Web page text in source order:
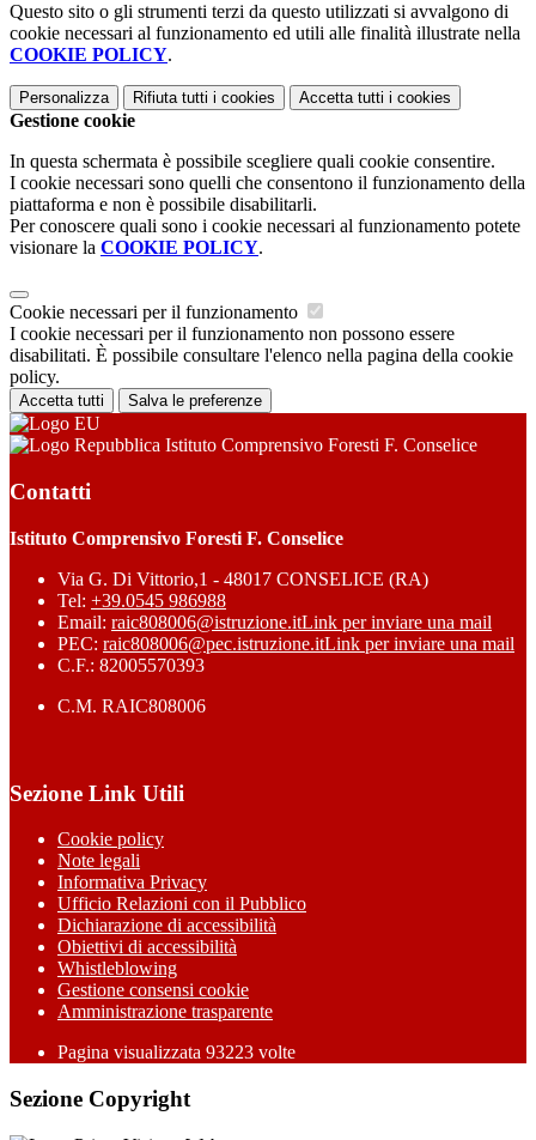
Questo sito o gli strumenti terzi da questo utilizzati si avvalgono di
cookie necessari al funzionamento ed utili alle finalità illustrate nella
COOKIE POLICY.
Personalizza Rifiuta tutti i cookies Accetta tutti i cookies
Gestione cookie
In questa schermata è possibile scegliere quali cookie consentire.
I cookie necessari sono quelli che consentono il funzionamento della
piattaforma e non è possibile disabilitarli.
Per conoscere quali sono i cookie necessari al funzionamento potete
visionare la COOKIE POLICY.
Cookie necessari per il funzionamento
I cookie necessari per il funzionamento non possono essere
disabilitati. È possibile consultare l'elenco nella pagina della cookie
policy.
Accetta tutti Salva le preferenze
Istituto Comprensivo Foresti F. Conselice
Contatti
Istituto Comprensivo Foresti F. Conselice
Via G. Di Vittorio,1 - 48017 CONSELICE (RA)
Tel: +39.0545 986988
Email: raic808006@istruzione.itLink per inviare una mail
PEC: raic808006@pec.istruzione.itLink per inviare una mail
C.F.: 82005570393
C.M. RAIC808006
Sezione Link Utili
Cookie policy
Note legali
Informativa Privacy
Ufficio Relazioni con il Pubblico
Dichiarazione di accessibilità
Obiettivi di accessibilità
Whistleblowing
Gestione consensi cookie
Amministrazione trasparente
Pagina visualizzata 93223 volte
Sezione Copyright